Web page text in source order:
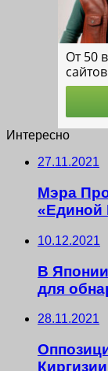
Интересно
27.11.2021
Мэра
«Единой
10.12.2021
В
для
28.11.2021